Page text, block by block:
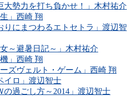
大勢力を打ち負かせ！」木村祐介
」西崎 翔
りにまつわるエトセトラ」渡辺智
～避暑日記～」木村祐介
」西崎 翔
ズヴェルト・ゲーム」西崎 翔
イロ」渡辺智士
の過ごし方～2014」渡辺智士